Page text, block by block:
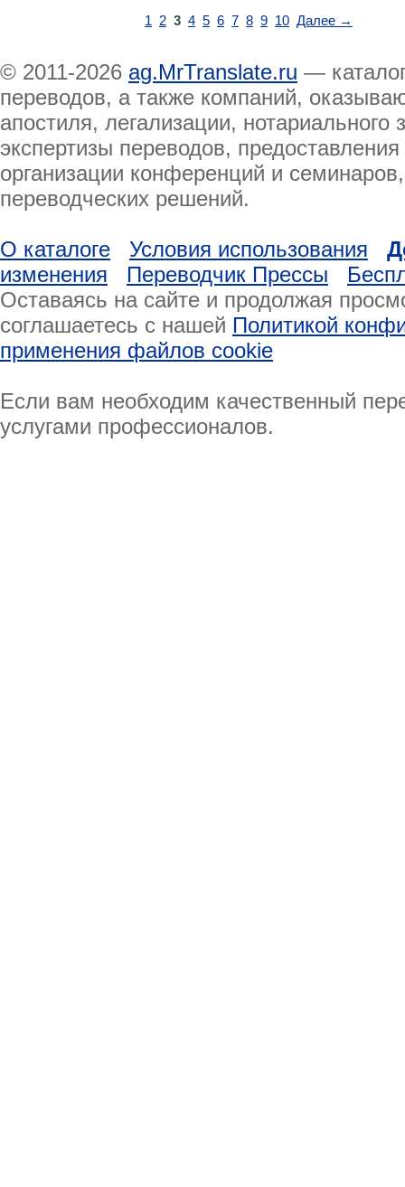
1 2 3 4 5 6 7 8 9 10 Далее →
© 2011-2026 ag.MrTranslate.ru —
переводов, а также компаний,
апостиля, легализации, нотариального
экспертизы переводов,
организации конференций и
переводческих решений.
О каталоге Условия использования
изменения
Переводчик Прессы
Оставаясь на сайте и продолжая
соглашаетесь с нашей Политикой
применения файлов cookie
Если вам необходим качественный
услугами профессионалов.